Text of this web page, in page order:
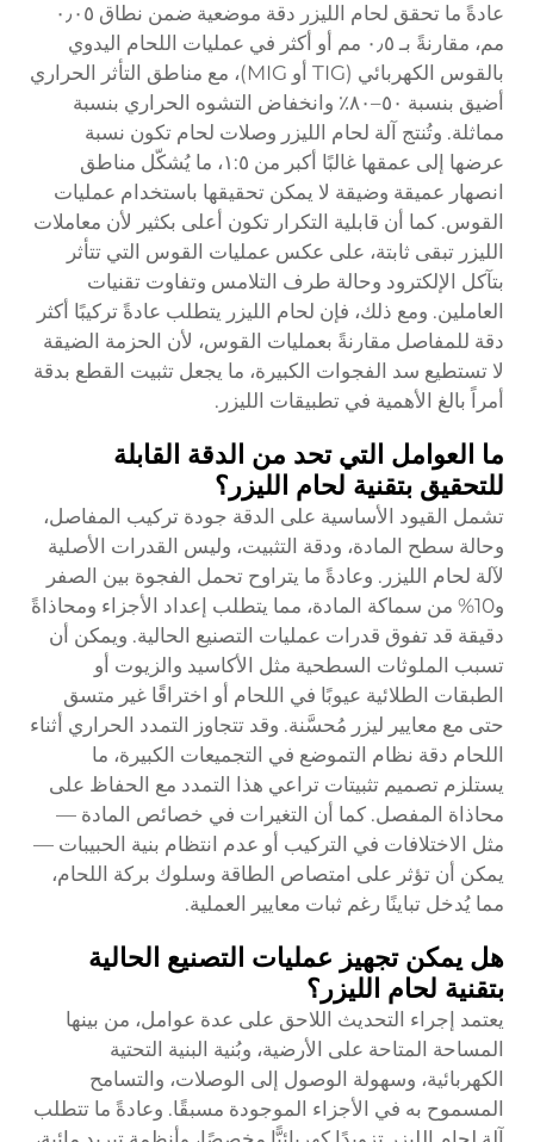
عادةً ما تحقق لحام الليزر دقة موضعية ضمن نطاق ٠٫٠٥
مم، مقارنةً بـ ٠٫٥ مم أو أكثر في عمليات اللحام اليدوي
بالقوس الكهربائي (TIG أو MIG)، مع مناطق التأثر الحراري
أضيق بنسبة ٥٠–٨٠٪ وانخفاض التشوه الحراري بنسبة
مماثلة. وتُنتج آلة لحام الليزر وصلات لحام تكون نسبة
عرضها إلى عمقها غالبًا أكبر من ١:٥، ما يُشكّل مناطق
انصهار عميقة وضيقة لا يمكن تحقيقها باستخدام عمليات
القوس. كما أن قابلية التكرار تكون أعلى بكثير لأن معاملات
الليزر تبقى ثابتة، على عكس عمليات القوس التي تتأثر
بتآكل الإلكترود وحالة طرف التلامس وتفاوت تقنيات
العاملين. ومع ذلك، فإن لحام الليزر يتطلب عادةً تركيبًا أكثر
دقة للمفاصل مقارنةً بعمليات القوس، لأن الحزمة الضيقة
لا تستطيع سد الفجوات الكبيرة، ما يجعل تثبيت القطع بدقة
أمراً بالغ الأهمية في تطبيقات الليزر.
ما العوامل التي تحد من الدقة القابلة
للتحقيق بتقنية لحام الليزر؟
تشمل القيود الأساسية على الدقة جودة تركيب المفاصل،
وحالة سطح المادة، ودقة التثبيت، وليس القدرات الأصلية
لآلة لحام الليزر. وعادةً ما يتراوح تحمل الفجوة بين الصفر
و10% من سماكة المادة، مما يتطلب إعداد الأجزاء ومحاذاةً
دقيقة قد تفوق قدرات عمليات التصنيع الحالية. ويمكن أن
تسبب الملوثات السطحية مثل الأكاسيد والزيوت أو
الطبقات الطلائية عيوبًا في اللحام أو اختراقًا غير متسق
حتى مع معايير ليزر مُحسَّنة. وقد تتجاوز التمدد الحراري أثناء
اللحام دقة نظام التموضع في التجميعات الكبيرة، ما
يستلزم تصميم تثبيتات تراعي هذا التمدد مع الحفاظ على
محاذاة المفصل. كما أن التغيرات في خصائص المادة —
مثل الاختلافات في التركيب أو عدم انتظام بنية الحبيبات —
يمكن أن تؤثر على امتصاص الطاقة وسلوك بركة اللحام،
مما يُدخل تباينًا رغم ثبات معايير العملية.
هل يمكن تجهيز عمليات التصنيع الحالية
بتقنية لحام الليزر؟
يعتمد إجراء التحديث اللاحق على عدة عوامل، من بينها
المساحة المتاحة على الأرضية، وبُنية البنية التحتية
الكهربائية، وسهولة الوصول إلى الوصلات، والتسامح
المسموح به في الأجزاء الموجودة مسبقًا. وعادةً ما تتطلب